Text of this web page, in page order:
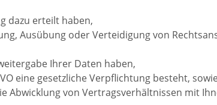
dazu erteilt haben,
Ausübung oder Verteidigung von
Ihrer Daten haben,
eine gesetzliche Verpflichtung besteht,
Abwicklung von Vertragsverhältnissen mit